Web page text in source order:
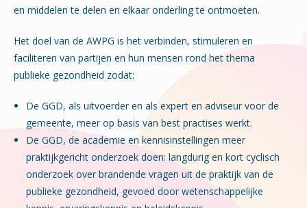
en middelen te delen en elkaar onderling te ontmoeten.
Het doel van de AWPG is het verbinden, stimuleren en
faciliteren van partijen en hun mensen rond het thema
publieke gezondheid zodat:
De GGD, als uitvoerder en als expert en adviseur voor de
gemeente, meer op basis van best practises werkt.
De GGD, de academie en kennisinstellingen meer
praktijkgericht onderzoek doen: langdurig en kort cyclisch
onderzoek over brandende vragen uit de praktijk van de
publieke gezondheid, gevoed door wetenschappelijke